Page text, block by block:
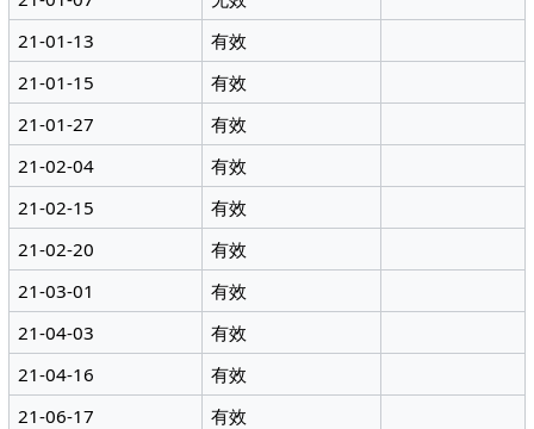
21-01-13
有效
21-01-15
有效
21-01-27
有效
21-02-04
有效
21-02-15
有效
21-02-20
有效
21-03-01
有效
21-04-03
有效
21-04-16
有效
21-06-17
有效